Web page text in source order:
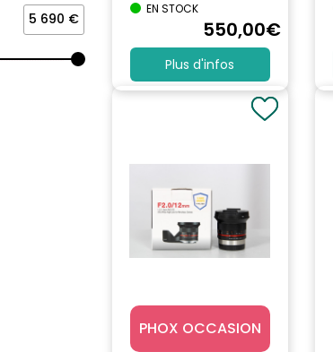
5 690 €
EN STOCK
550,00€
Plus d'infos
PHOX OCCASION